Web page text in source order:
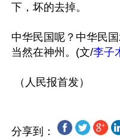
下，坏的去掉。
中华民国呢？中华民
当然在神州。(文/李子
分享到：